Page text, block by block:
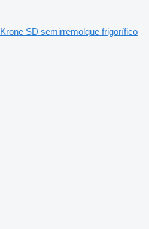
Krone SD semirremolque frigorífico